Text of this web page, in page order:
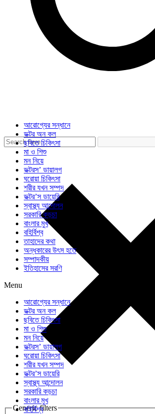
Generic filters
আরোগ্যের সন্ধানে
ডক্টর অন কল
ছবিতে চিকিৎসা
মা ও শিশু
মন নিয়ে
ডক্টরস’ ডায়ালগ
ঘরোয়া চিকিৎসা
শরীর যখন সম্পদ
ডক্টর’স ডায়েরি
স্বাস্থ্য আন্দোলন
সরকারি কড়চা
বাংলার মুখ
বহির্বিশ্ব
তাহাদের কথা
অন্ধকারের উৎস হতে
সম্পাদকীয়
ইতিহাসের সরণি
Menu
আরোগ্যের সন্ধানে
ডক্টর অন কল
ছবিতে চিকিৎসা
মা ও শিশু
মন নিয়ে
ডক্টরস’ ডায়ালগ
ঘরোয়া চিকিৎসা
শরীর যখন সম্পদ
ডক্টর’স ডায়েরি
স্বাস্থ্য আন্দোলন
সরকারি কড়চা
বাংলার মুখ
বহির্বিশ্ব